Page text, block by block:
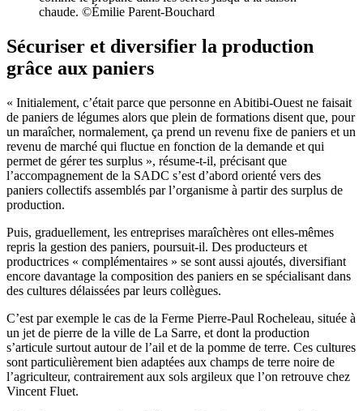
chaude. ©Émilie Parent-Bouchard
Sécuriser et diversifier la production
grâce aux paniers
« Initialement, c’était parce que personne en Abitibi-Ouest ne faisait
de paniers de légumes alors que plein de formations disent que, pour
un maraîcher, normalement, ça prend un revenu fixe de paniers et un
revenu de marché qui fluctue en fonction de la demande et qui
permet de gérer tes surplus », résume-t-il, précisant que
l’accompagnement de la SADC s’est d’abord orienté vers des
paniers collectifs assemblés par l’organisme à partir des surplus de
production.
Puis, graduellement, les entreprises maraîchères ont elles-mêmes
repris la gestion des paniers, poursuit-il. Des producteurs et
productrices « complémentaires » se sont aussi ajoutés, diversifiant
encore davantage la composition des paniers en se spécialisant dans
des cultures délaissées par leurs collègues.
C’est par exemple le cas de la Ferme Pierre-Paul Rocheleau, située à
un jet de pierre de la ville de La Sarre, et dont la production
s’articule surtout autour de l’ail et de la pomme de terre. Ces cultures
sont particulièrement bien adaptées aux champs de terre noire de
l’agriculteur, contrairement aux sols argileux que l’on retrouve chez
Vincent Fluet.